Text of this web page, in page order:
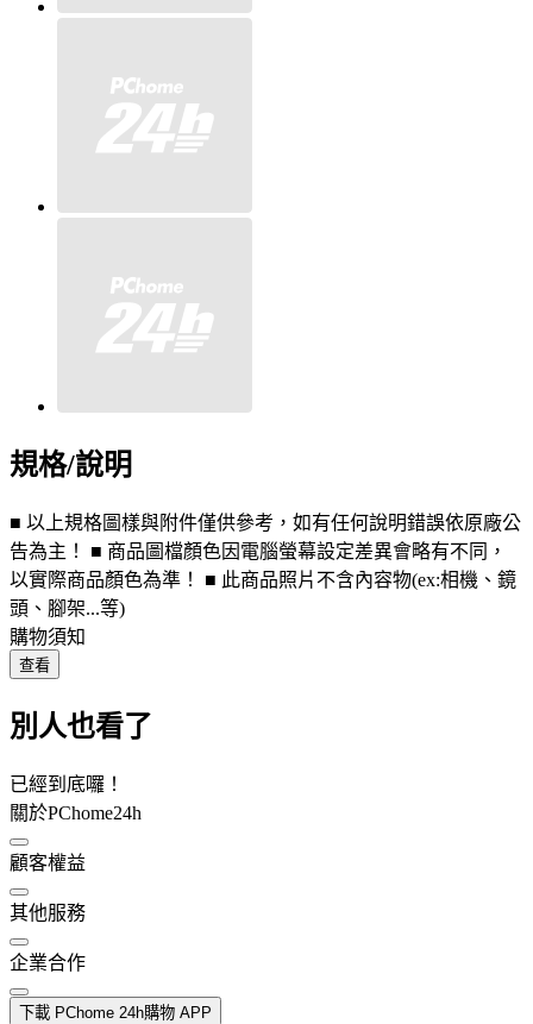
規格/說明
■ 以上規格圖樣與附件僅供參考，如有任何說明錯誤依原廠公
告為主！ ■ 商品圖檔顏色因電腦螢幕設定差異會略有不同，
以實際商品顏色為準！ ■ 此商品照片不含內容物(ex:相機、鏡
頭、腳架...等)
購物須知
查看
別人也看了
已經到底囉！
關於PChome24h
顧客權益
其他服務
企業合作
下載 PChome 24h購物 APP